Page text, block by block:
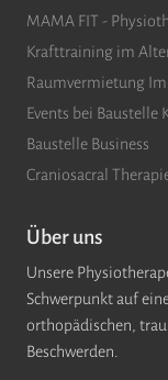
MAMA FIT -
Krafttraining im
Raumvermietung
Events bei Baustelle
Baustelle Business
Craniosacral
Über uns
Unsere
Schwerpunkt auf
orthopädischen,
Beschwerden.